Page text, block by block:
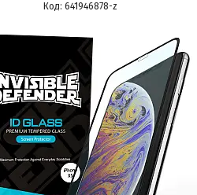
641946878-z